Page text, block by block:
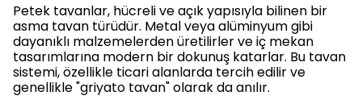
Petek tavanlar, hücreli ve açık yapısıyla bilinen bir
asma tavan türüdür. Metal veya alüminyum gibi
dayanıklı malzemelerden üretilirler ve iç mekan
tasarımlarına modern bir dokunuş katarlar. Bu tavan
sistemi, özellikle ticari alanlarda tercih edilir ve
genellikle "griyato tavan" olarak da anılır.